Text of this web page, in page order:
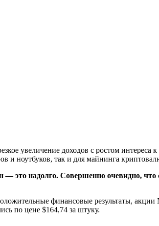
увеличение доходов с ростом
и ноутбуков, так и для майнинга
это надолго. Совершенно очевидно,
финансовые результаты,
по цене $164,74 за штуку.